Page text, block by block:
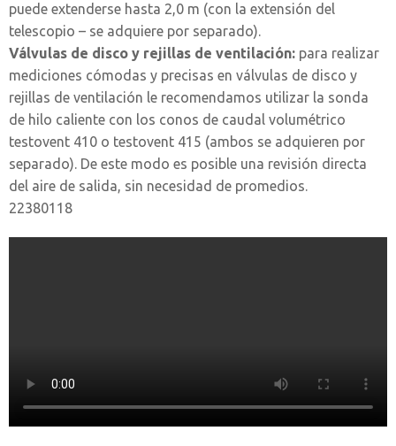
puede extenderse hasta 2,0 m (con la extensión del
telescopio – se adquiere por separado).
Válvulas de disco y rejillas de ventilación: para realizar
mediciones cómodas y precisas en válvulas de disco y
rejillas de ventilación le recomendamos utilizar la sonda
de hilo caliente con los conos de caudal volumétrico
testovent 410 o testovent 415 (ambos se adquieren por
separado). De este modo es posible una revisión directa
del aire de salida, sin necesidad de promedios.
22380118